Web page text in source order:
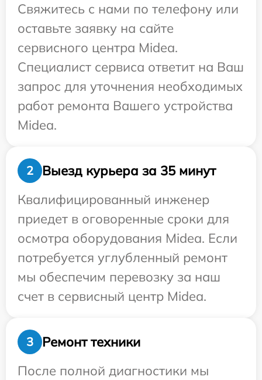
Свяжитесь с нами по телефону или
оставьте заявку на сайте
сервисного центра Midea.
Специалист сервиса ответит на Ваш
запрос для уточнения необходимых
работ ремонта Вашего устройства
Midea.
2
Выезд курьера за 35 минут
Квалифицированный инженер
приедет в оговоренные сроки для
осмотра оборудования Midea. Если
потребуется углубленный ремонт
мы обеспечим перевозку за наш
счет в сервисный центр Midea.
3
Ремонт техники
После полной диагностики мы